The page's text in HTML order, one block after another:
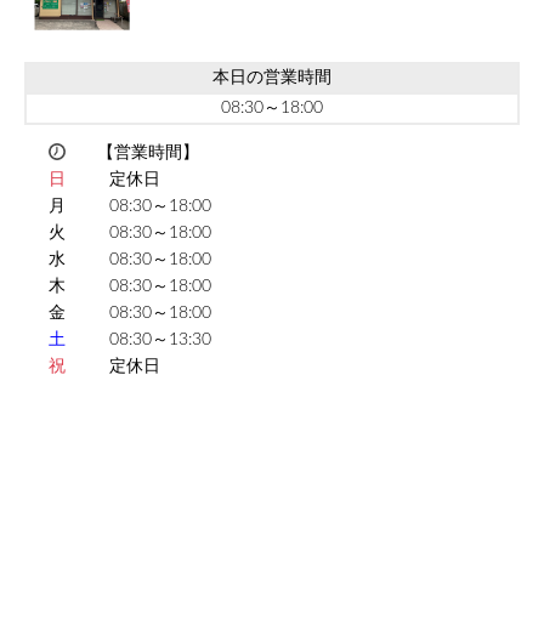
本日の営業時間
08:30～18:00
【営業時間】
日
定休日
月
08:30～18:00
火
08:30～18:00
水
08:30～18:00
木
08:30～18:00
金
08:30～18:00
土
08:30～13:30
祝
定休日